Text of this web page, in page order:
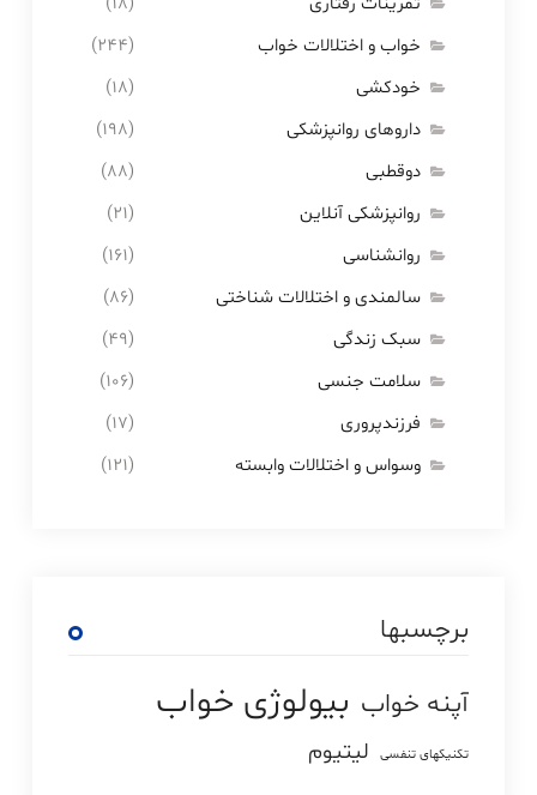
خواب و اختلالات خواب
(۲۴۴)
خودکشی
(۱۸)
داروهای روانپزشکی
(۱۹۸)
دوقطبی
(۸۸)
روانپزشکی آنلاین
(۲۱)
روانشناسی
(۱۶۱)
سالمندی و اختلالات شناختی
(۸۶)
سبک زندگی
(۴۹)
سلامت جنسی
(۱۰۶)
فرزندپروری
(۱۷)
وسواس و اختلالات وابسته
(۱۲۱)
برچسبها
آپنه خواب بیولوژی خواب
تکنیکهای تنفسی لیتیوم